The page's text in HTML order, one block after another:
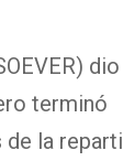
dio
terminó
de la